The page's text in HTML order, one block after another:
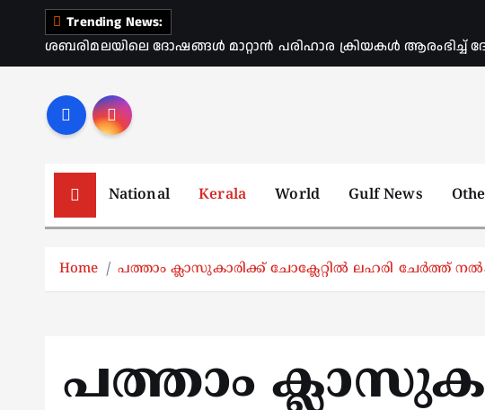
Trending News:
ശബരിമലയിലെ ദോഷങ്ങൾ മാറ്റാൻ പരിഹാര ക്രിയകൾ ആരംഭിച്ച്
National Kerala World Gulf News
Home പത്താം ക്ലാസുകാരിക്ക് ചോക്ലേറ്റിൽ ലഹരി ചേർത്ത്
പത്താം